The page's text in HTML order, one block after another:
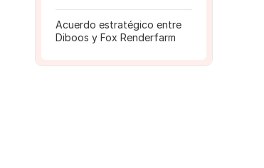
Acuerdo estratégico entre
Diboos y Fox Renderfarm